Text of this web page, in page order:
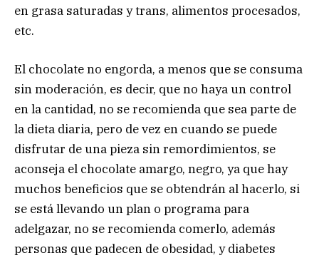
en grasa saturadas y trans, alimentos procesados,
etc.
El chocolate no engorda, a menos que se consuma
sin moderación, es decir, que no haya un control
en la cantidad, no se recomienda que sea parte de
la dieta diaria, pero de vez en cuando se puede
disfrutar de una pieza sin remordimientos, se
aconseja el chocolate amargo, negro, ya que hay
muchos beneficios que se obtendrán al hacerlo, si
se está llevando un plan o programa para
adelgazar, no se recomienda comerlo, además
personas que padecen de obesidad, y diabetes